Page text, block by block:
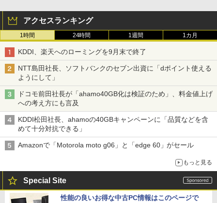
アクセスランキング
1時間 24時間 1週間 1カ月
KDDI、楽天へのローミングを9月末で終了
NTT島田社長、ソフトバンクのセブン出資に「dポイント使える
ようにして」
ドコモ前田社長が「ahamo40GB化は検証のため」、料金値上げ
への考え方にも言及
KDDI松田社長、ahamoの40GBキャンペーンに「品質などを含
めて十分対抗できる」
Amazonで「Motorola moto g06」と「edge 60」がセール
もっと見る
Special Site
性能の良いお得な中古PC情報はこのページで